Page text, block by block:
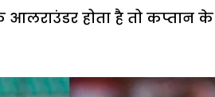
होता है तो कप्तान